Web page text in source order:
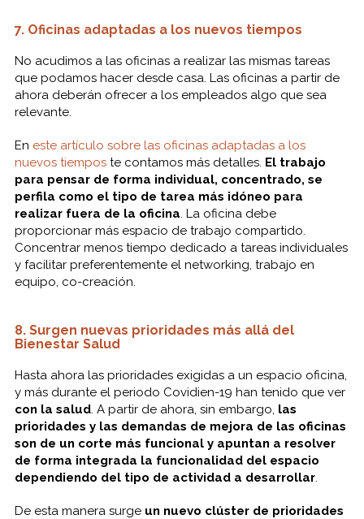
7. Oficinas adaptadas a los nuevos tiempos
No acudimos a las oficinas a realizar las mismas tareas
que podamos hacer desde casa. Las oficinas a partir de
ahora deberán ofrecer a los empleados algo que sea
relevante.
En este artículo sobre las oficinas adaptadas a los
nuevos tiemposte contamos más detalles. El trabajo
para pensar de forma individual, concentrado, se
perfila como el tipo de tarea más idóneo para
realizar fuera de la oficina. La oficina debe
proporcionar más espacio de trabajo compartido.
Concentrar menos tiempo dedicado a tareas individuales
y facilitar preferentemente el networking, trabajo en
equipo, co-creación.
8. Surgen nuevas prioridades más allá del
Bienestar Salud
Hasta ahora las prioridades exigidas a un espacio oficina,
y más durante el periodo Covidien-19 han tenido que ver
con la salud. A partir de ahora, sin embargo, las
prioridades y las demandas de mejora de las oficinas
son de un corte más funcional y apuntan a resolver
de forma integrada la funcionalidad del espacio
dependiendo del tipo de actividad a desarrollar.
De esta manera surge un nuevo clúster de prioridades